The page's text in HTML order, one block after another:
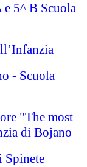
e 5^ B Scuola
- Scuola
"The most
di Bojano
Spinete